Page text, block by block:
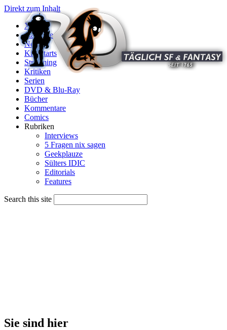
Direkt zum Inhalt
X
Startseite
News
Kinostarts
Streaming
Kritiken
Serien
DVD & Blu-Ray
Bücher
Kommentare
Comics
Rubriken
Interviews
5 Fragen nix sagen
Geekplauze
Sülters IDIC
Editorials
Features
Search this site
Sie sind hier